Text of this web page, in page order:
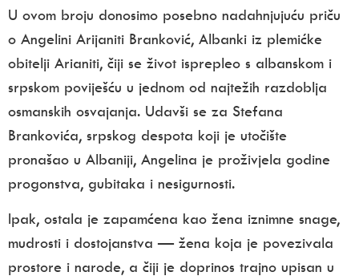
U ovom broju donosimo posebno nadahnjujuću priču
o Angelini Arijaniti Branković, Albanki iz plemićke
obitelji Arianiti, čiji se život isprepleo s albanskom i
srpskom poviješću u jednom od najtežih razdoblja
osmanskih osvajanja. Udavši se za Stefana
Brankovića, srpskog despota koji je utočište
pronašao u Albaniji, Angelina je proživjela godine
progonstva, gubitaka i nesigurnosti.
Ipak, ostala je zapamćena kao žena iznimne snage,
mudrosti i dostojanstva — žena koja je povezivala
prostore i narode, a čiji je doprinos trajno upisan u